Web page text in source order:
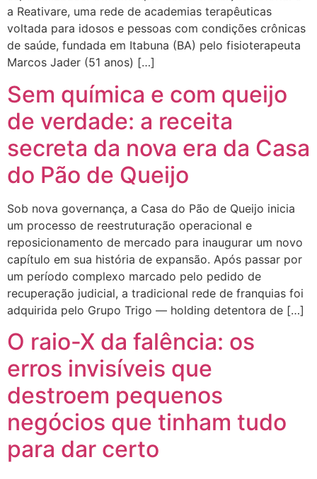
a Reativare, uma rede de academias terapêuticas
voltada para idosos e pessoas com condições crônicas
de saúde, fundada em Itabuna (BA) pelo fisioterapeuta
Marcos Jader (51 anos) […]
Sem química e com queijo
de verdade: a receita
secreta da nova era da Casa
do Pão de Queijo
Sob nova governança, a Casa do Pão de Queijo inicia
um processo de reestruturação operacional e
reposicionamento de mercado para inaugurar um novo
capítulo em sua história de expansão. Após passar por
um período complexo marcado pelo pedido de
recuperação judicial, a tradicional rede de franquias foi
adquirida pelo Grupo Trigo — holding detentora de […]
O raio-X da falência: os
erros invisíveis que
destroem pequenos
negócios que tinham tudo
para dar certo